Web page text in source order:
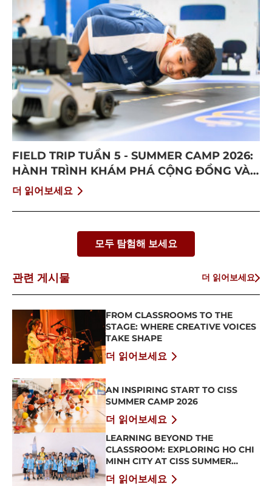
FIELD TRIP TUẦN 5 - SUMMER CAMP 2026:
HÀNH TRÌNH KHÁM PHÁ CỘNG ĐỒNG VÀ
BỨT PHÁ BẢN THÂN
더 읽어보세요
모두 탐험해 보세요
관련 게시물 더 읽어보세요
FROM CLASSROOMS TO THE
STAGE: WHERE CREATIVE VOICES
TAKE SHAPE
더 읽어보세요
AN INSPIRING START TO CISS
SUMMER CAMP 2026
더 읽어보세요
LEARNING BEYOND THE
CLASSROOM: EXPLORING HO CHI
MINH CITY AT CISS SUMMER
CAMP 2026
더 읽어보세요